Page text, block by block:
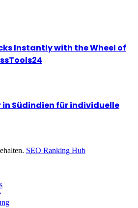
Instantly with the Wheel of
Südindien für individuelle
SEO Ranking Hub